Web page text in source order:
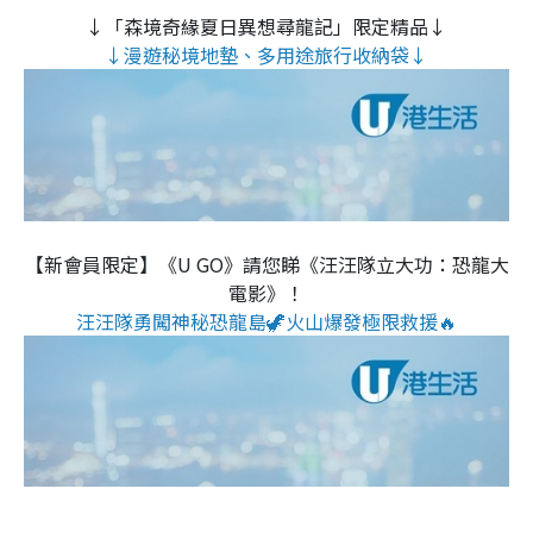
↓「森境奇緣夏日異想尋龍記」限定精品↓
↓漫遊秘境地墊、多用途旅行收納袋↓
【新會員限定】《U GO》請您睇《汪汪隊立大功：恐龍大
電影》！
汪汪隊勇闖神秘恐龍島🦖火山爆發極限救援🔥